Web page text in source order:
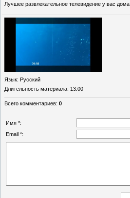
Лучшее развлекательное телевидение у вас дома.
Язык: Русский
Длительность материала: 13:00
Всего комментариев: 0
Имя *:
Email *: